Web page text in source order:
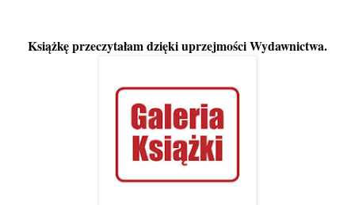
Książkę przeczytałam dzięki uprzejmości Wydawnictwa.